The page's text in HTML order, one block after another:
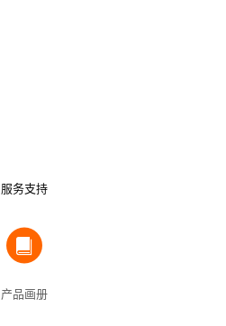
服务支持
产品画册